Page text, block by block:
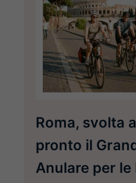
Roma, svolta
pronto il
Anulare per